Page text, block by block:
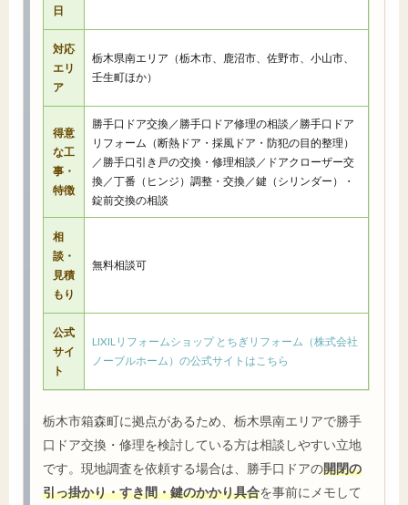
日
対応
エリ
ア
栃木県南エリア（栃木市、鹿沼市、佐野市、小山市、
壬生町ほか）
得意
な工
事・
特徴
勝手口ドア交換／勝手口ドア修理の相談／勝手口ドア
リフォーム（断熱ドア・採風ドア・防犯の目的整理）
／勝手口引き戸の交換・修理相談／ドアクローザー交
換／丁番（ヒンジ）調整・交換／鍵（シリンダー）・
錠前交換の相談
相
談・
見積
もり
無料相談可
公式
サイ
ト
LIXILリフォームショップ とちぎリフォーム（株式会社
ノーブルホーム）の公式サイトはこちら
栃木市箱森町に拠点があるため、栃木県南エリアで勝手
口ドア交換・修理を検討している方は相談しやすい立地
です。現地調査を依頼する場合は、勝手口ドアの開閉の
引っ掛かり・すき間・鍵のかかり具合を事前にメモして